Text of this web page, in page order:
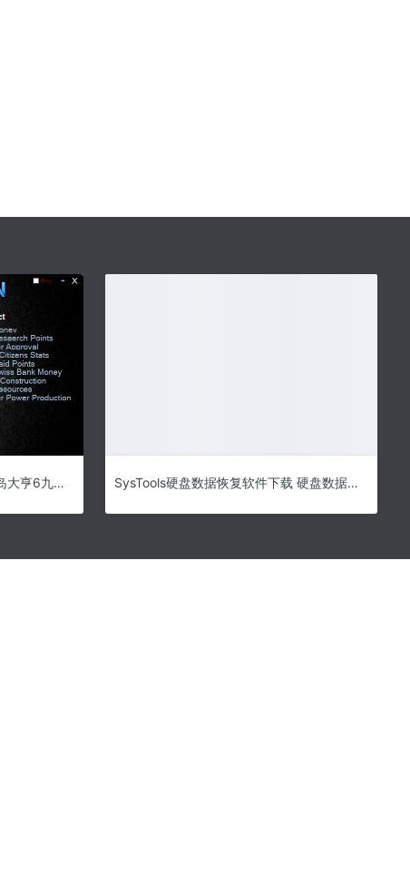
海岛大亨6九项修改器下载 – 海岛大亨6九项修改器 MrAntiFun版 SysTools硬盘数据恢复软件下载 硬盘数据恢复SysTools Hard Drive Data Recovery v18.2 中文破解版 附激活教程